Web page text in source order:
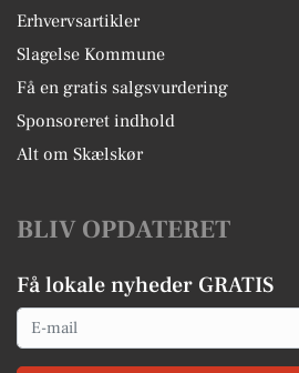
Erhvervsartikler
Slagelse Kommune
Få en gratis salgsvurdering
Sponsoreret indhold
Alt om Skælskør
BLIV OPDATERET
Få lokale nyheder GRATIS
Email